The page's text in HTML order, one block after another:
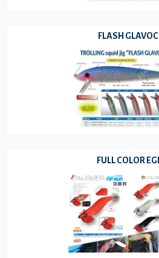
FLASH GLAVOC
FULL COLOR EGI